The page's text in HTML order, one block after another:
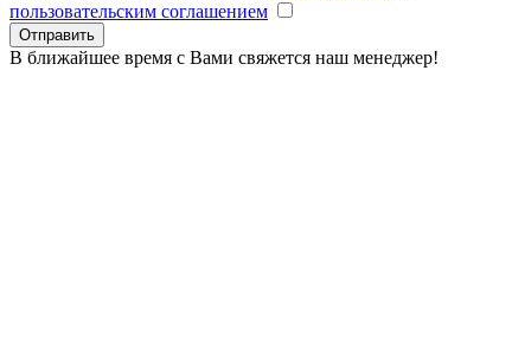
пользовательским соглашением
В ближайшее время с Вами свяжется наш менеджер!